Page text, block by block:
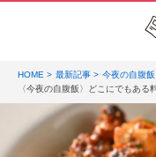
HOME 最新記事
今夜の自腹飯
〈今夜の自腹飯〉どこにでもある